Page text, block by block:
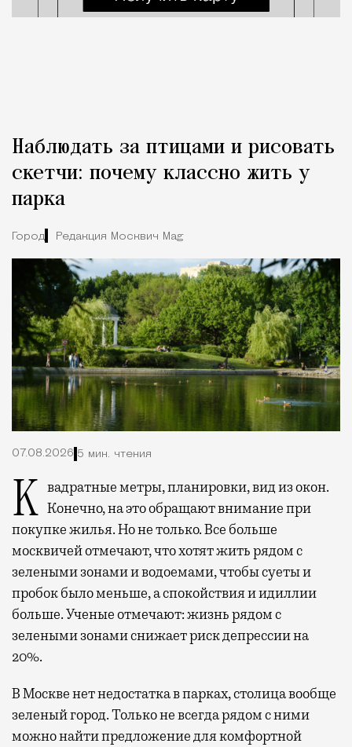
Наблюдать за птицами и рисовать
скетчи: почему классно жить у
парка
Город Редакция Москвич Mag
07.08.2026 5 мин. чтения
Квадратные метры, планировки, вид из окон. Конечно, на это обращают внимание при
покупке жилья. Но не только. Все больше
москвичей отмечают, что хотят жить рядом с
зелеными зонами и водоемами, чтобы суеты и
пробок было меньше, а спокойствия и идиллии
больше. Ученые отмечают: жизнь рядом с
зелеными зонами снижает риск депрессии на
20%.
В Москве нет недостатка в парках, столица вообще
зеленый город. Только не всегда рядом с ними
можно найти предложение для комфортной